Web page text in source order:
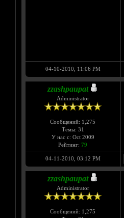
04-10-2010, 11:06 PM
zzashpaupat
Administrator
Сообщений: 1,275
Темы: 31
У нас с: Oct 2009
Рейтинг: 79
04-11-2010, 03:12 PM
zzashpaupat
Administrator
Сообщений: 1,275